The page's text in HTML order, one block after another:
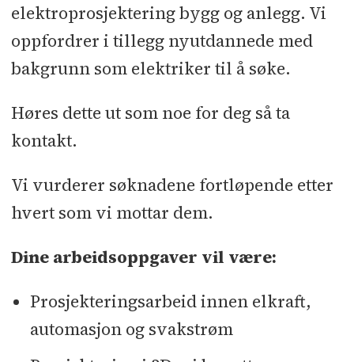
elektroprosjektering bygg og anlegg. Vi
oppfordrer i tillegg nyutdannede med
bakgrunn som elektriker til å søke.
Høres dette ut som noe for deg så ta
kontakt.
Vi vurderer søknadene fortløpende etter
hvert som vi mottar dem.
Dine arbeidsoppgaver vil være:
Prosjekteringsarbeid innen elkraft,
automasjon og svakstrøm